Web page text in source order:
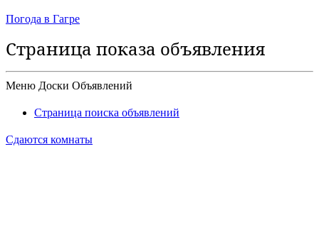
Погода в Гагре
Страница показа объявления
Меню Доски Объявлений
Страница поиска объявлений
Сдаются комнаты